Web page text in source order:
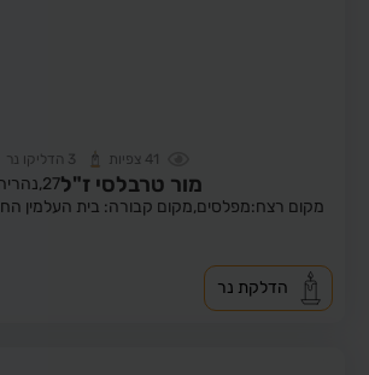
41 צפיות 3 הדליקו נר
מור טרבלסי ז"ל27,
מקום רצח:מפלסים,מקום קבורה: בית העלמין
הדלקת נר